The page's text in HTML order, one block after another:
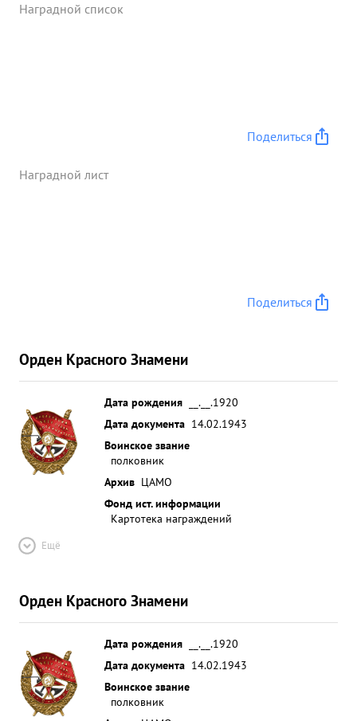
самой жизни для ...»
Наградной список
Поделиться
Наградной лист
Поделиться
Орден Красного Знамени
Дата рождения
__.__.1920
Дата документа 14.02.1943
Воинское звание
полковник
Архив ЦАМО
Фонд ист. информации
Картотека награждений
Ещё
Орден Красного Знамени
Дата рождения
__.__.1920
Дата документа 14.02.1943
Воинское звание
полковник